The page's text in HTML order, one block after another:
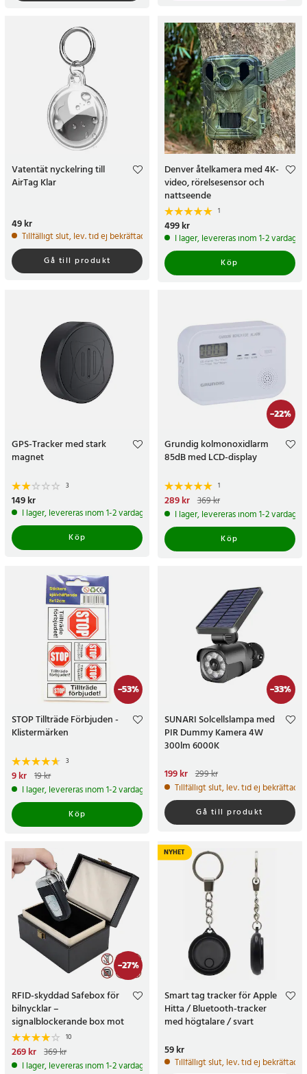
Vatentät nyckelring till
AirTag Klar
Pris:
49 kr
Tillfälligt slut, lev. tid ej bekräftad.
Gå till produkt
Denver åtelkamera med 4K-
video, rörelsesensor och
nattseende
1
Pris:499 kr
499 kr
I lager, levereras inom 1-2 vardagar
Köp
GPS-Tracker med stark
magnet
3
Pris:149 kr
149 kr
I lager, levereras inom 1-2 vardagar
Köp
-22%
Grundig kolmonoxidlarm
85dB med LCD-display
1
Nuvarande pris
pris:369 kr
289 kr 369 kr
I lager, levereras inom 1-2 vardagar
Köp
-53%
STOP Tillträde Förbjuden -
Klistermärken
3
Nuvarande pris
pris:19 kr
9 kr 19 kr
I lager, levereras inom 1-2 vardagar
Köp
-33%
SUNARI Solcellslampa med
PIR Dummy Kamera 4W
300lm 6000K
Nuvarande pris
pris:299 kr
199 kr 299 kr
Tillfälligt slut, lev. tid ej bekräftad.
Gå till produkt
-27%
RFID-skyddad Safebox för
bilnycklar –
signalblockerande box mot
keyless-stöld 10
Nuvarande pris
pris:369 kr
269 kr 369 kr
I lager, levereras inom 1-2 vardagar
NYHET
Smart tag tracker för Apple
Hitta / Bluetooth-tracker
med högtalare / svart
nyckelring
Pris:
59 kr
Tillfälligt slut, lev. tid ej bekräftad.